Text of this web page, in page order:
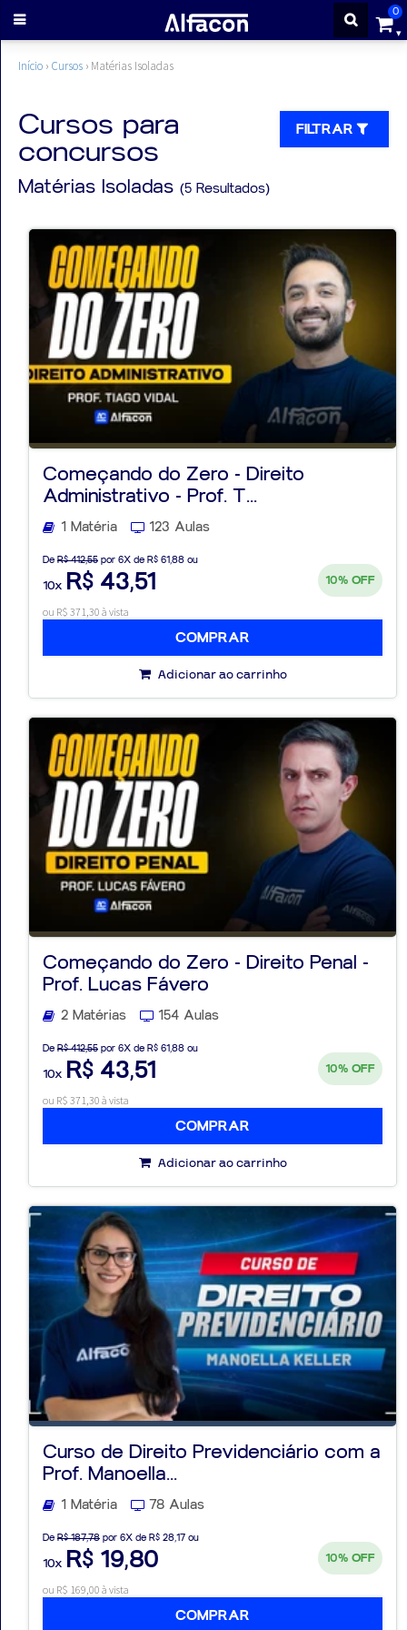
0
ENTRAR
CADASTRE-
SE
Cursos
gratuitos
Apostilas
ALFAQUIZ
Aulas
VIVO
GRATUITAS!
Início › Cursos › Matérias Isoladas
Cursos para
concursos
FILTRAR
Matérias Isoladas (5 Resultados)
Começando do Zero - Direito
Administrativo - Prof. T...
1 Matéria 123 Aulas
De R$ 412,55 por 6X de R$ 61,88 ou
10x R$ 43,51 10% OFF
ou R$ 371,30 à vista
COMPRAR
Adicionar ao carrinho
Começando do Zero - Direito Penal -
Prof. Lucas Fávero
2 Matérias 154 Aulas
De R$ 412,55 por 6X de R$ 61,88 ou
10x R$ 43,51 10% OFF
ou R$ 371,30 à vista
COMPRAR
Adicionar ao carrinho
Curso de Direito Previdenciário com a
Prof. Manoella...
1 Matéria 78 Aulas
De R$ 187,78 por 6X de R$ 28,17 ou
10x R$ 19,80 10% OFF
ou R$ 169,00 à vista
COMPRAR